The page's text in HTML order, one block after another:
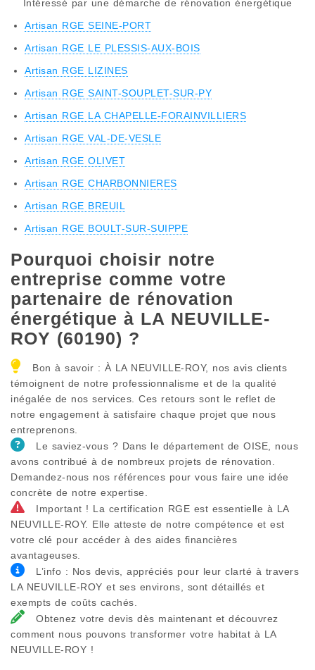
Intéressé par une démarche de rénovation énergétique
Artisan RGE SEINE-PORT
Artisan RGE LE PLESSIS-AUX-BOIS
Artisan RGE LIZINES
Artisan RGE SAINT-SOUPLET-SUR-PY
Artisan RGE LA CHAPELLE-FORAINVILLIERS
Artisan RGE VAL-DE-VESLE
Artisan RGE OLIVET
Artisan RGE CHARBONNIERES
Artisan RGE BREUIL
Artisan RGE BOULT-SUR-SUIPPE
Pourquoi choisir notre
entreprise comme votre
partenaire de rénovation
énergétique à LA NEUVILLE-
ROY (60190) ?
Bon à savoir : À LA NEUVILLE-ROY, nos avis clients
témoignent de notre professionnalisme et de la qualité
inégalée de nos services. Ces retours sont le reflet de
notre engagement à satisfaire chaque projet que nous
entreprenons.
Le saviez-vous ? Dans le département de OISE, nous
avons contribué à de nombreux projets de rénovation.
Demandez-nous nos références pour vous faire une idée
concrète de notre expertise.
Important ! La certification RGE est essentielle à LA
NEUVILLE-ROY. Elle atteste de notre compétence et est
votre clé pour accéder à des aides financières
avantageuses.
L’info : Nos devis, appréciés pour leur clarté à travers
LA NEUVILLE-ROY et ses environs, sont détaillés et
exempts de coûts cachés.
Obtenez votre devis dès maintenant et découvrez
comment nous pouvons transformer votre habitat à LA
NEUVILLE-ROY !